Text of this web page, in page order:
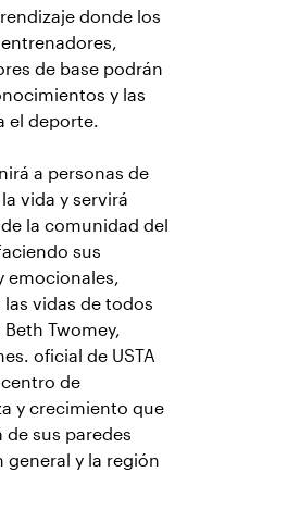
donde los
de base podrán
y las
el deporte.
a personas de
vida y servirá
la comunidad del
sus
emocionales,
vidas de todos
Beth Twomey,
oficial de USTA
de
y crecimiento que
de sus paredes
general y la región